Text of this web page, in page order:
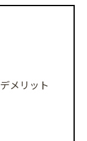
デメリット